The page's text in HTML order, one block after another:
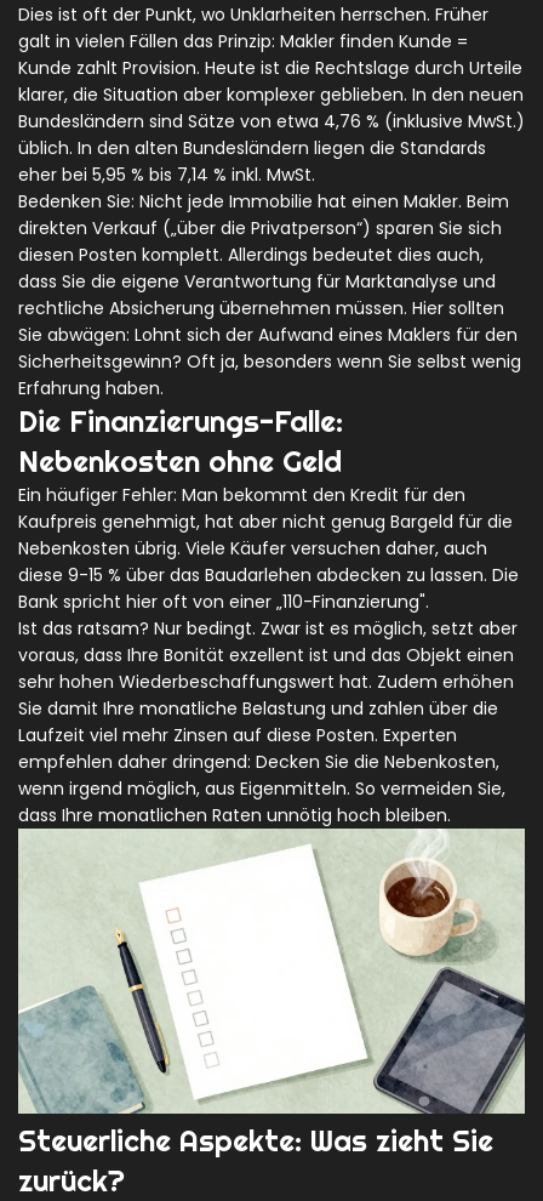
Dies ist oft der Punkt, wo Unklarheiten herrschen. Früher
galt in vielen Fällen das Prinzip: Makler finden Kunde =
Kunde zahlt Provision. Heute ist die Rechtslage durch Urteile
klarer, die Situation aber komplexer geblieben. In den neuen
Bundesländern sind Sätze von etwa 4,76 % (inklusive MwSt.)
üblich. In den alten Bundesländern liegen die Standards
eher bei 5,95 % bis 7,14 % inkl. MwSt.
Bedenken Sie: Nicht jede Immobilie hat einen Makler. Beim
direkten Verkauf („über die Privatperson“) sparen Sie sich
diesen Posten komplett. Allerdings bedeutet dies auch,
dass Sie die eigene Verantwortung für Marktanalyse und
rechtliche Absicherung übernehmen müssen. Hier sollten
Sie abwägen: Lohnt sich der Aufwand eines Maklers für den
Sicherheitsgewinn? Oft ja, besonders wenn Sie selbst wenig
Erfahrung haben.
Die Finanzierungs-Falle:
Nebenkosten ohne Geld
Ein häufiger Fehler: Man bekommt den Kredit für den
Kaufpreis genehmigt, hat aber nicht genug Bargeld für die
Nebenkosten übrig. Viele Käufer versuchen daher, auch
diese 9-15 % über das Baudarlehen abdecken zu lassen. Die
Bank spricht hier oft von einer „110-Finanzierung".
Ist das ratsam? Nur bedingt. Zwar ist es möglich, setzt aber
voraus, dass Ihre Bonität exzellent ist und das Objekt einen
sehr hohen Wiederbeschaffungswert hat. Zudem erhöhen
Sie damit Ihre monatliche Belastung und zahlen über die
Laufzeit viel mehr Zinsen auf diese Posten. Experten
empfehlen daher dringend: Decken Sie die Nebenkosten,
wenn irgend möglich, aus Eigenmitteln. So vermeiden Sie,
dass Ihre monatlichen Raten unnötig hoch bleiben.
Steuerliche Aspekte: Was zieht Sie
zurück?